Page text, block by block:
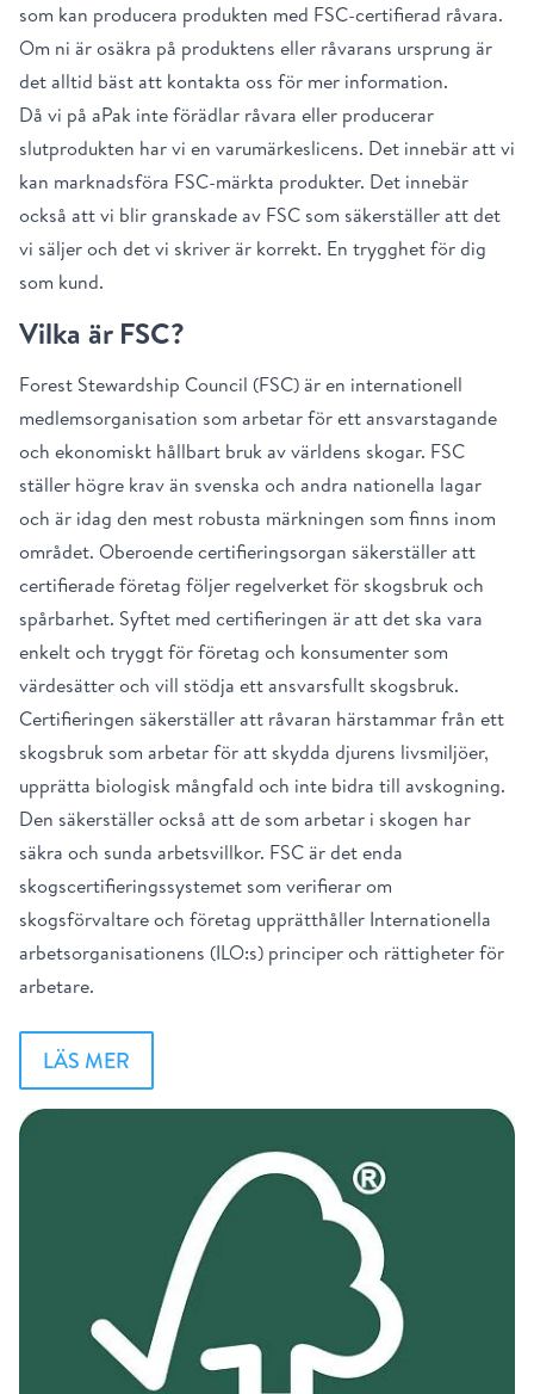
som kan producera produkten med FSC-certifierad råvara.
Om ni är osäkra på produktens eller råvarans ursprung är
det alltid bäst att kontakta oss för mer information.
Då vi på aPak inte förädlar råvara eller producerar
slutprodukten har vi en varumärkeslicens. Det innebär att vi
kan marknadsföra FSC-märkta produkter. Det innebär
också att vi blir granskade av FSC som säkerställer att det
vi säljer och det vi skriver är korrekt. En trygghet för dig
som kund.
Vilka är FSC?
Forest Stewardship Council (FSC) är en internationell
medlemsorganisation som arbetar för ett ansvarstagande
och ekonomiskt hållbart bruk av världens skogar. FSC
ställer högre krav än svenska och andra nationella lagar
och är idag den mest robusta märkningen som finns inom
området. Oberoende certifieringsorgan säkerställer att
certifierade företag följer regelverket för skogsbruk och
spårbarhet. Syftet med certifieringen är att det ska vara
enkelt och tryggt för företag och konsumenter som
värdesätter och vill stödja ett ansvarsfullt skogsbruk.
Certifieringen säkerställer att råvaran härstammar från ett
skogsbruk som arbetar för att skydda djurens livsmiljöer,
upprätta biologisk mångfald och inte bidra till avskogning.
Den säkerställer också att de som arbetar i skogen har
säkra och sunda arbetsvillkor. FSC är det enda
skogscertifieringssystemet som verifierar om
skogsförvaltare och företag upprätthåller Internationella
arbetsorganisationens (ILO:s) principer och rättigheter för
arbetare.
LÄS MER